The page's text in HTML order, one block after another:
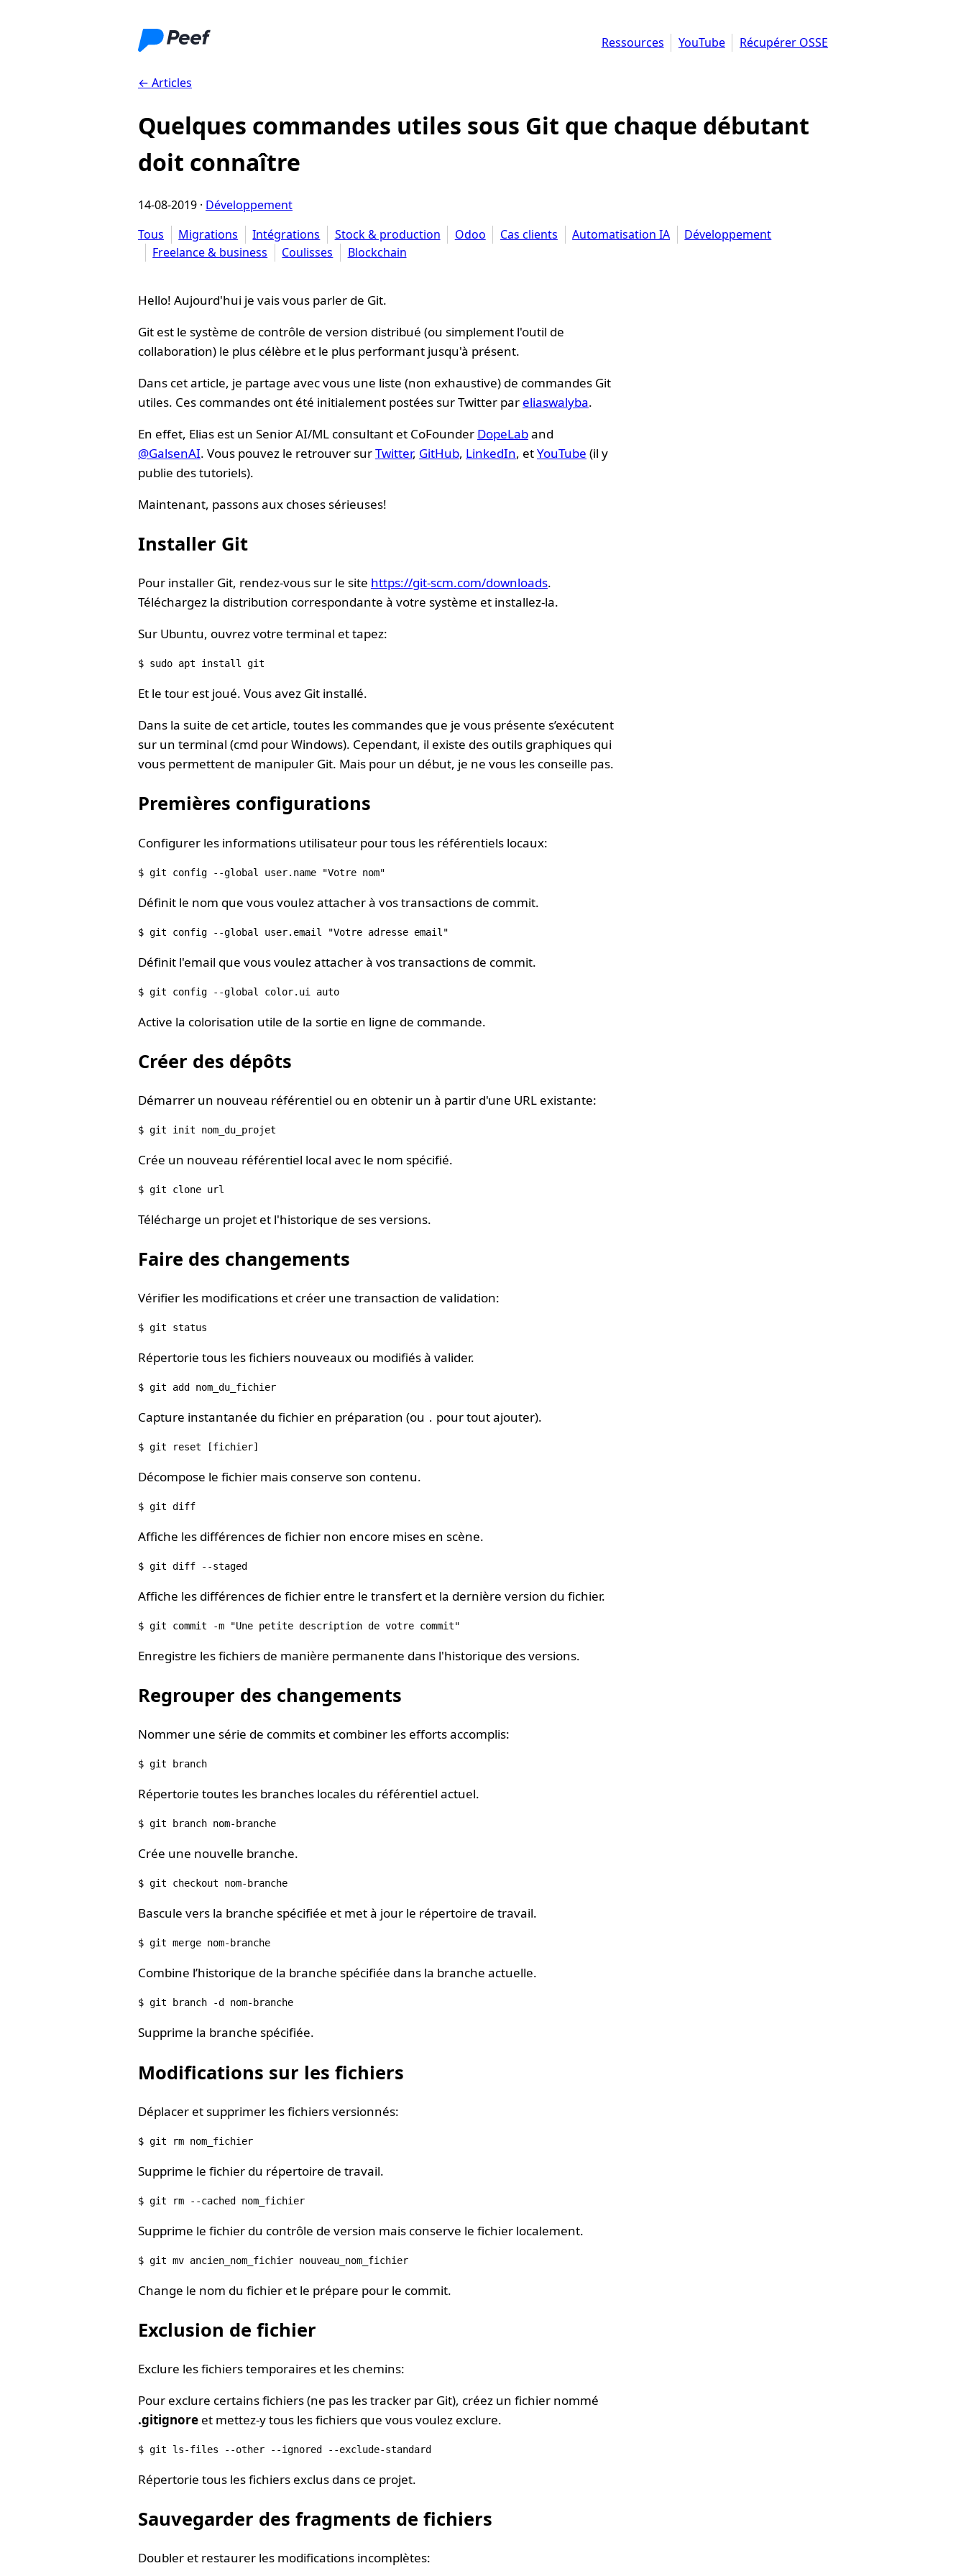
Ressources YouTube Récupérer OSSE
← Articles
Quelques commandes utiles sous Git que chaque débutant
doit connaître
14-08-2019 · Développement
Tous
Migrations Intégrations Stock & production Odoo Cas clients Automatisation IA
Développement
Freelance & business
Coulisses Blockchain
Hello! Aujourd'hui je vais vous parler de Git.
Git est le système de contrôle de version distribué (ou simplement l'outil de
collaboration) le plus célèbre et le plus performant jusqu'à présent.
Dans cet article, je partage avec vous une liste (non exhaustive) de commandes Git
utiles. Ces commandes ont été initialement postées sur Twitter par eliaswalyba.
En effet, Elias est un Senior AI/ML consultant et CoFounder DopeLaband
@GalsenAI. Vous pouvez le retrouver surTwitter, GitHub, LinkedIn, etYouTube (il y
publie des tutoriels).
Maintenant, passons aux choses sérieuses!
Installer Git
Pour installer Git, rendez-vous sur le site https://git-scm.com/downloads.
Téléchargez la distribution correspondante à votre système et installez-la.
Sur Ubuntu, ouvrez votre terminal et tapez:
Et le tour est joué. Vous avez Git installé.
Dans la suite de cet article, toutes les commandes que je vous présente s’exécutent
sur un terminal (cmd pour Windows). Cependant, il existe des outils graphiques qui
vous permettent de manipuler Git. Mais pour un début, je ne vous les conseille pas.
Premières configurations
Configurer les informations utilisateur pour tous les référentiels locaux:
Définit le nom que vous voulez attacher à vos transactions de commit.
Définit l'email que vous voulez attacher à vos transactions de commit.
Active la colorisation utile de la sortie en ligne de commande.
Créer des dépôts
Démarrer un nouveau référentiel ou en obtenir un à partir d'une URL existante:
Crée un nouveau référentiel local avec le nom spécifié.
Télécharge un projet et l'historique de ses versions.
Faire des changements
Vérifier les modifications et créer une transaction de validation:
Répertorie tous les fichiers nouveaux ou modifiés à valider.
Capture instantanée du fichier en préparation (ou . pour tout ajouter).
Décompose le fichier mais conserve son contenu.
Affiche les différences de fichier non encore mises en scène.
Affiche les différences de fichier entre le transfert et la dernière version du fichier.
Enregistre les fichiers de manière permanente dans l'historique des versions.
Regrouper des changements
Nommer une série de commits et combiner les efforts accomplis:
Répertorie toutes les branches locales du référentiel actuel.
Crée une nouvelle branche.
Bascule vers la branche spécifiée et met à jour le répertoire de travail.
Combine l’historique de la branche spécifiée dans la branche actuelle.
Supprime la branche spécifiée.
Modifications sur les fichiers
Déplacer et supprimer les fichiers versionnés:
Supprime le fichier du répertoire de travail.
Supprime le fichier du contrôle de version mais conserve le fichier localement.
Change le nom du fichier et le prépare pour le commit.
Exclusion de fichier
Exclure les fichiers temporaires et les chemins:
Pour exclure certains fichiers (ne pas les tracker par Git), créez un fichier nommé
.gitignore et mettez-y tous les fichiers que vous voulez exclure.
Répertorie tous les fichiers exclus dans ce projet.
Sauvegarder des fragments de fichiers
Doubler et restaurer les modifications incomplètes: